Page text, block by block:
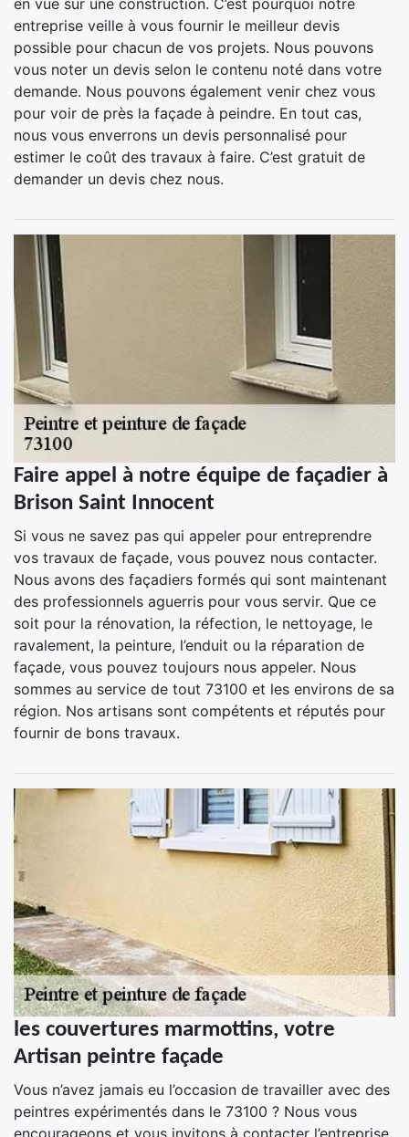
en vue sur une construction. C’est pourquoi notre
entreprise veille à vous fournir le meilleur devis
possible pour chacun de vos projets. Nous pouvons
vous noter un devis selon le contenu noté dans votre
demande. Nous pouvons également venir chez vous
pour voir de près la façade à peindre. En tout cas,
nous vous enverrons un devis personnalisé pour
estimer le coût des travaux à faire. C’est gratuit de
demander un devis chez nous.
Faire appel à notre équipe de façadier à
Brison Saint Innocent
Si vous ne savez pas qui appeler pour entreprendre
vos travaux de façade, vous pouvez nous contacter.
Nous avons des façadiers formés qui sont maintenant
des professionnels aguerris pour vous servir. Que ce
soit pour la rénovation, la réfection, le nettoyage, le
ravalement, la peinture, l’enduit ou la réparation de
façade, vous pouvez toujours nous appeler. Nous
sommes au service de tout 73100 et les environs de sa
région. Nos artisans sont compétents et réputés pour
fournir de bons travaux.
les couvertures marmottins, votre
Artisan peintre façade
Vous n’avez jamais eu l’occasion de travailler avec des
peintres expérimentés dans le 73100 ? Nous vous
encourageons et vous invitons à contacter l’entreprise.